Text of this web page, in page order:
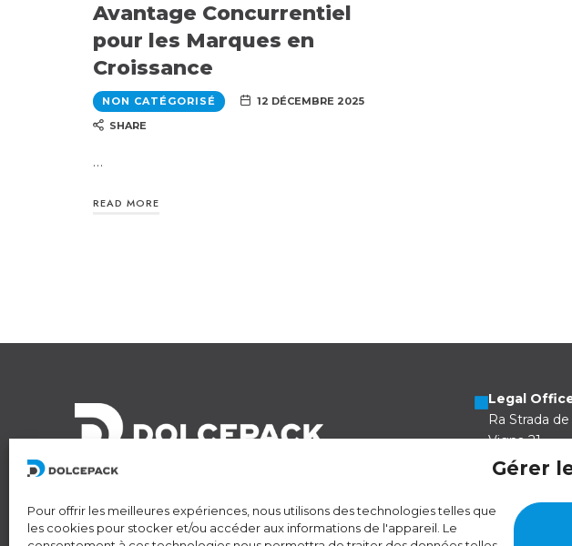
Gérer
Pour offrir les meilleures expériences, nous utilisons des technologies telles que
les cookies pour stocker et/ou accéder aux informations de l'appareil. Le
Avantage Concurrentiel
pour les Marques en
Croissance
NON CATÉGORISÉ
12 DÉCEMBRE 2025
SHARE
…
READ MORE
Legal
Ra Strada de
Vigna 21
6966 Lugano